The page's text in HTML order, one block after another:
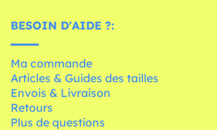
BESOIN D'AIDE ?:
Ma commande
Articles & Guides des tailles
Envois & Livraison
Retours
Plus de questions